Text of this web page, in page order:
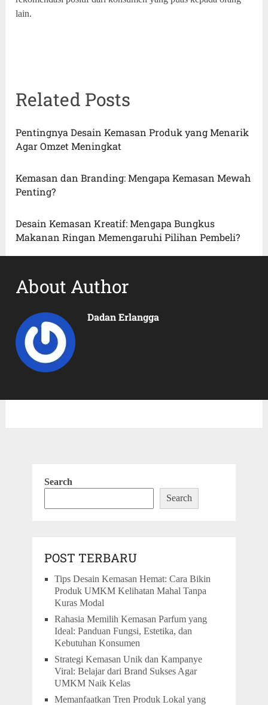
lain.
Related Posts
Pentingnya Desain Kemasan Produk yang Menarik
Agar Omzet Meningkat
Kemasan dan Branding: Mengapa Kemasan Mewah
Penting?
Desain Kemasan Kreatif: Mengapa Bungkus
Makanan Ringan Memengaruhi Pilihan Pembeli?
About Author
Dadan Erlangga
Search
Search
POST TERBARU
Tips Desain Kemasan Hemat: Cara Bikin
Produk UMKM Kelihatan Mahal Tanpa
Kuras Modal
Rahasia Memilih Kemasan Parfum yang
Ideal: Panduan Fungsi, Estetika, dan
Kebutuhan Konsumen
Strategi Kemasan Unik dan Kampanye
Viral: Belajar dari Brand Sukses Agar
UMKM Naik Kelas
Memanfaatkan Tren Produk Lokal yang